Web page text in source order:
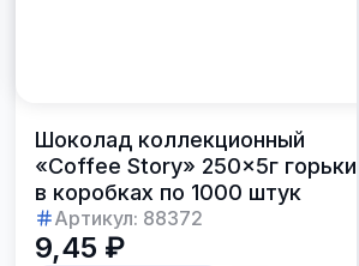
Шоколад коллекционный
«Coffee Story» 250×5г
в коробках по 1000 штук
Артикул: 88372
9,45 ₽